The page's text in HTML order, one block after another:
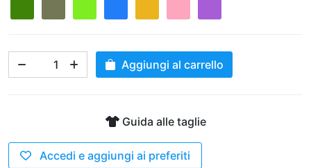
Aggiungi al carrello
Guida alle taglie
Accedi e aggiungi ai preferiti